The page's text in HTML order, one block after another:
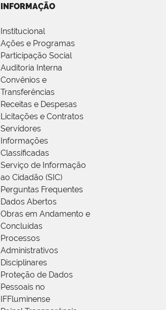
INFORMAÇÃO
Institucional
Ações e Programas
Participação Social
Auditoria Interna
Convênios e
Transferências
Receitas e Despesas
Licitações e Contratos
Servidores
Informações
Classificadas
Serviço de Informação
ao Cidadão (SIC)
Perguntas Frequentes
Dados Abertos
Obras em Andamento e
Concluídas
Processos
Administrativos
Disciplinares
Proteção de Dados
Pessoais no
IFFluminense